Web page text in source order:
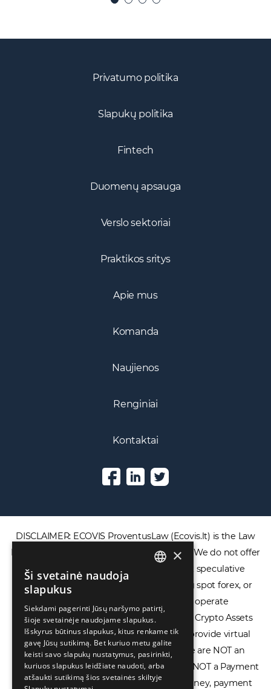
DISCLAIMER: ECOVIS ProventusLaw (Ecovis.lt) is the Law
Firm and NOT a financial services provider. We do not offer
or provide access to securities, complex speculative
financial products including CFDs, rolling spot forex, or
financial spread betting. We do not operate
cryptocurrency exchanges, we are NOT a Crypto Assets
Service Provider (CASP), and we do not provide virtual
assets software or hardware wallets. We are NOT an
Electronic Money Institution (EMI), we are NOT a Payment
РУССКИЙ
中文（简体
×
Ši svetainė naudoja
slapukus
Siekdami pagerinti Jūsų naršymo patirtį,
šioje svetainėje naudojame slapukus.
Išskyrus būtinus slapukus, kitus renkame tik
gavę Jūsų sutikimą. Bet kuriuo metu galite
keisti savo slapukų nustatymus, pasirinkti,
kuriuos slapukus leidžiate naudoti, arba
atšaukti sutikimą šios svetainės skiltyje